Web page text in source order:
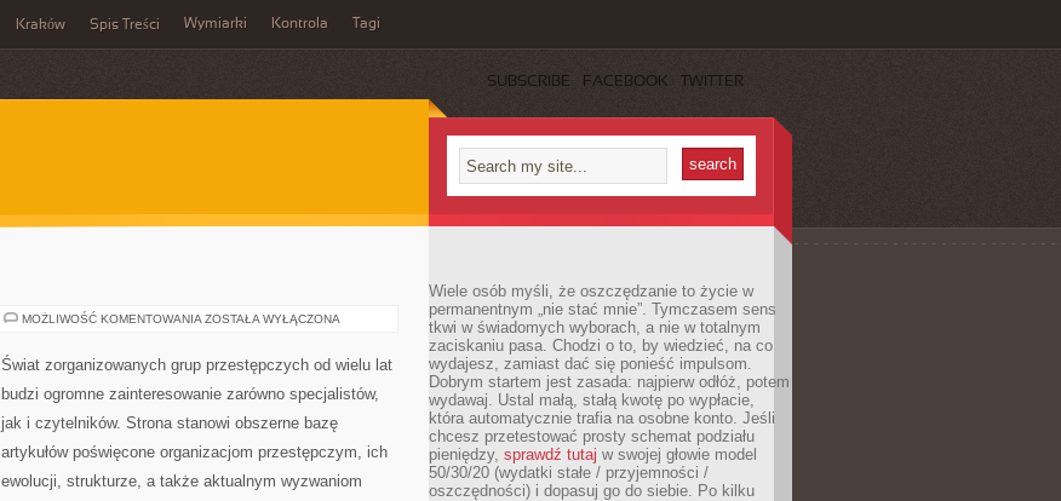
Kraków Spis Treści Wymiarki Kontrola Tagi
SUBSCRIBE FACEBOOK TWITTER
MOŻLIWOŚĆ KOMENTOWANIA BROŃ
ZOSTAŁA WYŁĄCZONA
Świat zorganizowanych grup przestępczych od wielu lat
budzi ogromne zainteresowanie zarówno specjalistów,
jak i czytelników. Strona stanowi obszerne bazę
artykułów poświęcone organizacjom przestępczym, ich
ewolucji, strukturze, a także aktualnym wyzwaniom
Wiele osób myśli, że oszczędzanie to życie w
permanentnym „nie stać mnie”. Tymczasem sens
tkwi w świadomych wyborach, a nie w totalnym
zaciskaniu pasa. Chodzi o to, by wiedzieć, na co
wydajesz, zamiast dać się ponieść impulsom.
Dobrym startem jest zasada: najpierw odłóż, potem
wydawaj. Ustal małą, stałą kwotę po wypłacie,
która automatycznie trafia na osobne konto. Jeśli
chcesz przetestować prosty schemat podziału
pieniędzy, sprawdź tutaj w swojej głowie model
50/30/20 (wydatki stałe / przyjemności /
oszczędności) i dopasuj go do siebie. Po kilku